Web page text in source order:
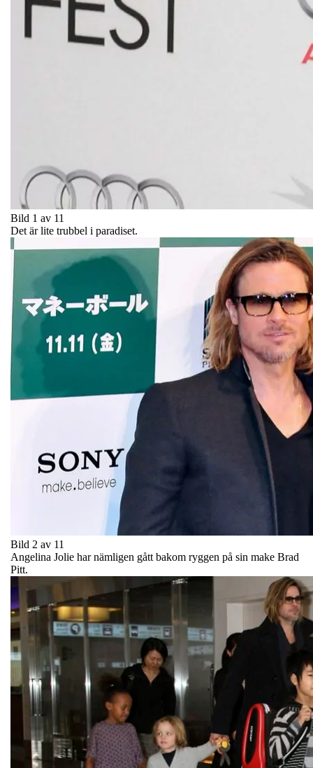
Bild 1 av 11
Det är lite trubbel i paradiset.
Bild 2 av 11
Angelina Jolie har nämligen gått bakom ryggen på sin make Brad
Pitt.